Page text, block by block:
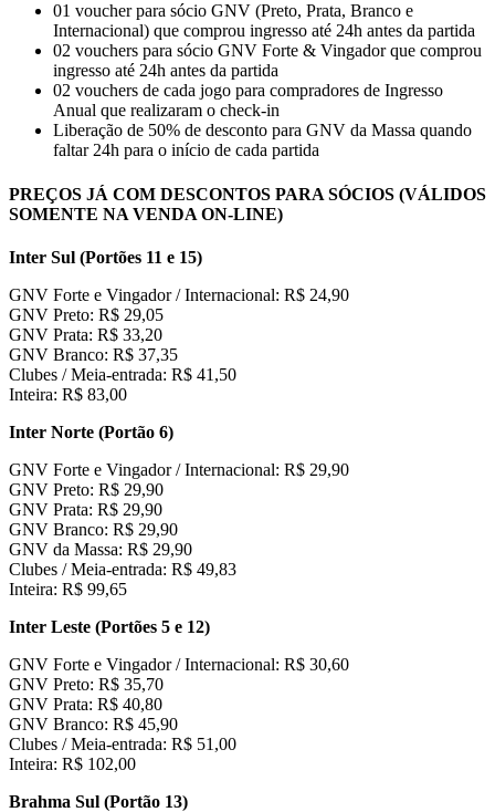
01 voucher para sócio GNV (Preto, Prata, Branco e
Internacional) que comprou ingresso até 24h antes da partida
02 vouchers para sócio GNV Forte & Vingador que comprou
ingresso até 24h antes da partida
02 vouchers de cada jogo para compradores de Ingresso
Anual que realizaram o check-in
Liberação de 50% de desconto para GNV da Massa quando
faltar 24h para o início de cada partida
PREÇOS JÁ COM DESCONTOS PARA SÓCIOS (VÁLIDOS
SOMENTE NA VENDA ON-LINE)
Inter Sul (Portões 11 e 15)
GNV Forte e Vingador / Internacional: R$ 24,90
GNV Preto: R$ 29,05
GNV Prata: R$ 33,20
GNV Branco: R$ 37,35
Clubes / Meia-entrada: R$ 41,50
Inteira: R$ 83,00
Inter Norte (Portão 6)
GNV Forte e Vingador / Internacional: R$ 29,90
GNV Preto: R$ 29,90
GNV Prata: R$ 29,90
GNV Branco: R$ 29,90
GNV da Massa: R$ 29,90
Clubes / Meia-entrada: R$ 49,83
Inteira: R$ 99,65
Inter Leste (Portões 5 e 12)
GNV Forte e Vingador / Internacional: R$ 30,60
GNV Preto: R$ 35,70
GNV Prata: R$ 40,80
GNV Branco: R$ 45,90
Clubes / Meia-entrada: R$ 51,00
Inteira: R$ 102,00
Brahma Sul (Portão 13)